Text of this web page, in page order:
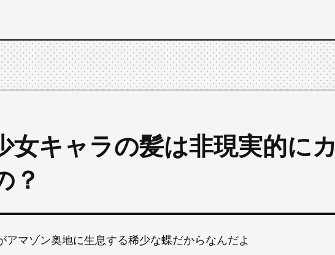
女キャラの髪は非現実的にカ
？
アマゾン奥地に生息する稀少な蝶だからなんだよ